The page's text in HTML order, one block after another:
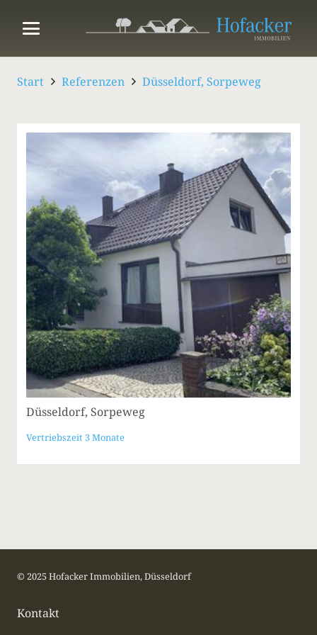
Start Referenzen Düsseldorf, Sorpeweg
Düsseldorf, Sorpeweg
Vertriebszeit 3 Monate
© 2025 Hofacker Immobilien, Düsseldorf
Kontakt